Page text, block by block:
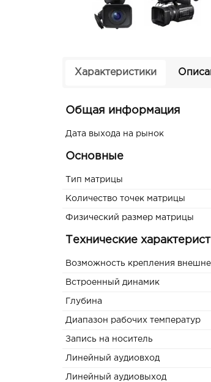
Характеристики
Общая информация
Дата выхода на рынок
Основные
Тип матрицы
Количество точек матрицы
Физический размер матрицы
Технические
Возможность крепления
Встроенный динамик
Глубина
Диапазон рабочих температур
Запись на носитель
Линейный аудиовход
Линейный аудиовыход